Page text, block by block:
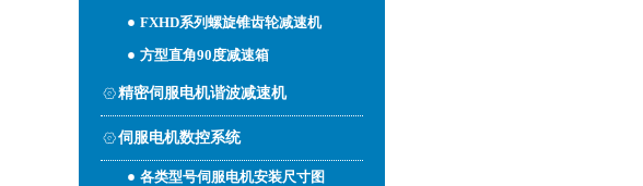
FXHD系列螺旋锥齿轮减速机
方型直角90度减速箱
精密伺服电机谐波减速机
伺服电机数控系统
各类型号伺服电机安装尺寸图